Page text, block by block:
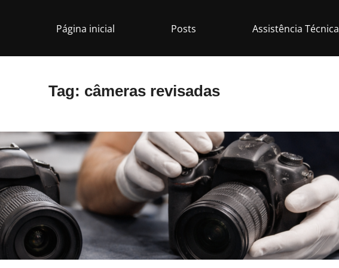
Página inicial Posts Assistência Técnica
Tag: câmeras revisadas